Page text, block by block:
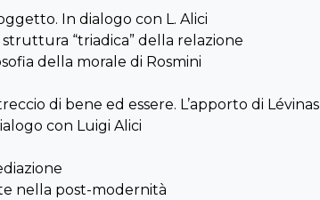
In dialogo con L. Alici
struttura “triadica” della relazione
della morale di Rosmini
di bene ed essere. L’apporto di Lévinas
con Luigi Alici
nella post-modernità